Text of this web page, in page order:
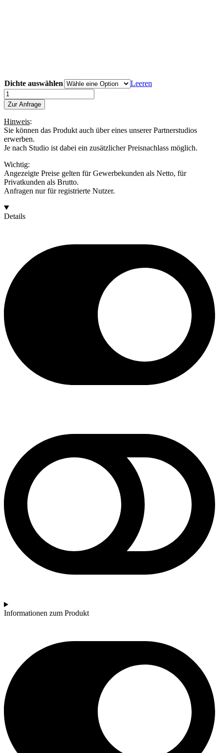
Dichte auswählen
Leeren
#F000
Menge
Zur Anfrage
Hinweis:
Sie können das Produkt auch über eines unserer Partnerstudios
erwerben.
Je nach Studio ist dabei ein zusätzlicher Preisnachlass möglich.
Wichtig:
Angezeigte Preise gelten für Gewerbekunden als Netto, für
Privatkunden als Brutto.
Anfragen nur für registrierte Nutzer.
Details
Informationen zum Produkt